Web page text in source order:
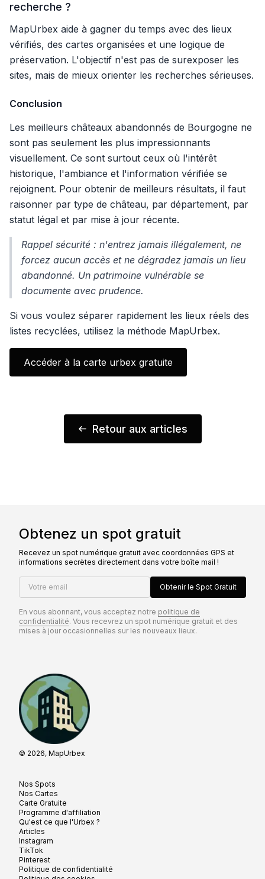
recherche ?
MapUrbex aide à gagner du temps avec des lieux
vérifiés, des cartes organisées et une logique de
préservation. L'objectif n'est pas de surexposer les
sites, mais de mieux orienter les recherches sérieuses.
Conclusion
Les meilleurs châteaux abandonnés de Bourgogne ne
sont pas seulement les plus impressionnants
visuellement. Ce sont surtout ceux où l'intérêt
historique, l'ambiance et l'information vérifiée se
rejoignent. Pour obtenir de meilleurs résultats, il faut
raisonner par type de château, par département, par
statut légal et par mise à jour récente.
Rappel sécurité : n'entrez jamais illégalement, ne
forcez aucun accès et ne dégradez jamais un lieu
abandonné. Un patrimoine vulnérable se
documente avec prudence.
Si vous voulez séparer rapidement les lieux réels des
listes recyclées, utilisez la méthode MapUrbex.
Accéder à la carte urbex gratuite
Retour aux articles
© 2026, MapUrbex
Nos Spots
Nos Cartes
Carte Gratuite
Programme d'affiliation
Qu'est ce que l'Urbex ?
Articles
Instagram
TikTok
Pinterest
Politique de confidentialité
Obtenez un spot gratuit
Recevez un spot numérique gratuit avec coordonnées GPS et
informations secrètes directement dans votre boîte mail !
Votre email Obtenir le Spot Gratuit
En vous abonnant, vous acceptez notre politique de
confidentialité. Vous recevrez un spot numérique gratuit et des
mises à jour occasionnelles sur les nouveaux lieux.